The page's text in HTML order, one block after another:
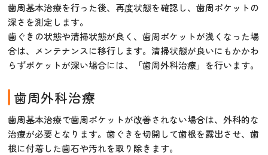
歯周基本治療を行った後、再度状態を確認し、歯周ポケットの
深さを測定します。
歯ぐきの状態や清掃状態が良く、歯周ポケットが浅くなった場
合は、メンテナンスに移行します。清掃状態が良いにもかかわ
らずポケットが深い場合には、「歯周外科治療」を行います。
歯周外科治療
歯周基本治療で歯周ポケットが改善されない場合は、外科的な
治療が必要となります。歯ぐきを切開して歯根を露出させ、歯
根に付着した歯石や汚れを取り除きます。